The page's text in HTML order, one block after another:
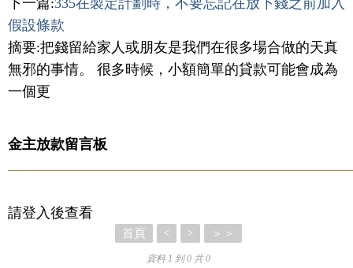
假設條款
摘要:把錢留給家人或朋友是我們在很多場合做的天真
無邪的事情。 很多時候，小額簡單的貸款可能會成為
一個更
金主放款留言板
請登入後查看
首頁 < > ＞＞
資料 1 到 0 共 0